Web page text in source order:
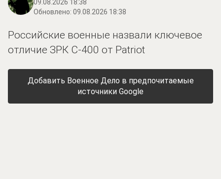
09.08.2026 18:38
Обновлено: 09.08.2026 18:38
Российские военные назвали ключевое
отличие ЗРК С-400 от Patriot
Добавить Военное Дело в предпочитаемые
источники Google